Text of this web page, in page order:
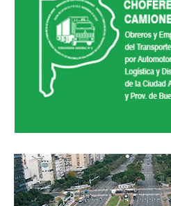
Secretaría asuntos jurídicos
Secretaría de comunicación
Departamento de Ambiente
Empresas
Impresión de boletas
Inscripción y reempadronamiento
Acuerdos salariales